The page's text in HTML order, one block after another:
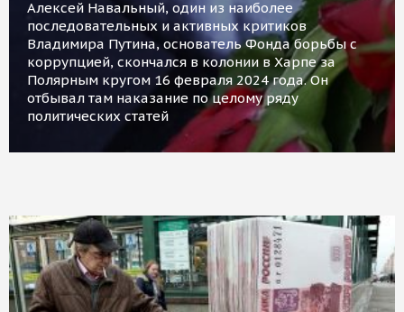
Алексей Навальный, один из наиболее
последовательных и активных критиков
Владимира Путина, основатель Фонда борьбы с
коррупцией, скончался в колонии в Харпе за
Полярным кругом 16 февраля 2024 года. Он
отбывал там наказание по целому ряду
политических статей